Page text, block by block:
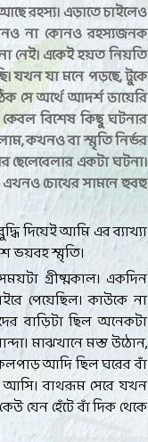
রহস্য। এড়াতে চাইলেও
না কোনও রহস্যজনক
নেই। একেই হয়ত নিয়তি
যখন যা মনে পড়ছে, টুকে
সে অর্থে আদর্শ ডায়েরি
বিশেষ কিছু ঘটনার
কখনও বা স্মৃতি নির্ভর
ছেলেবেলার একটা ঘটনা।
চোখের সামনে হুবহু
দিয়েই আমি এর ব্যাখ্যা
ভয়বহ স্মৃতি।
গ্রীষ্মকাল। একদিন
পেয়েছিল। কাউকে না
বাড়িটা ছিল অনেকটা
মাঝখানে মস্ত উঠোন,
আদি ছিল ঘরের বাঁ
বাথরূম সেরে যখন
যেন হেঁটে বাঁ দিক থেকে